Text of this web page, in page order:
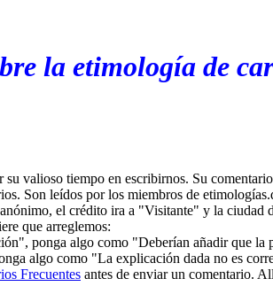
la etimología de
valioso tiempo en escribirnos. Su
Son leídos por los miembros de
el crédito ira a "Visitante" y la ciudad
que arreglemos:
ponga algo como "Deberían añadir que la
algo como "La explicación dada no es
Frecuentes antes de enviar un comentario.